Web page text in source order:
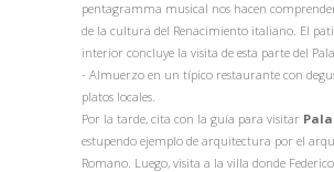
pentagramma musical nos hacen
de la cultura del Renacimiento italiano. El
interior concluye la visita de esta parte del
- Almuerzo en un típico restaurante con
platos locales.
Por la tarde, cita con la guía para visitar
estupendo ejemplo de arquitectura por el
Romano. Luego, visita a la villa donde